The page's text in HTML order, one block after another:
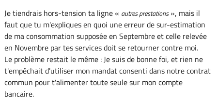
Je tiendrais hors-tension ta ligne « autres prestations», mais il
faut que tu m'expliques en quoi une erreur de sur-estimation
de ma consommation supposée en Septembre et celle relevée
en Novembre par tes services doit se retourner contre moi.
Le problème restait le même : Je suis de bonne foi, et rien ne
t'empêchait d'utiliser mon mandat consenti dans notre contrat
commun pour t'alimenter toute seule sur mon compte
bancaire.